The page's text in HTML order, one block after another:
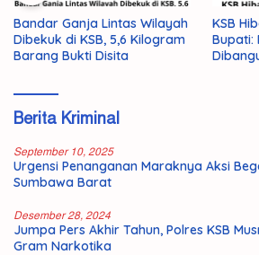
KSB Hibah 5 Hektar Lahan,
Bupati: Pembangunan Lapas
Dibangun 2027
Berita Kriminal
September 10, 2025
Urgensi Penanganan Maraknya Aksi
Sumbawa Barat
Desember 28, 2024
Jumpa Pers Akhir Tahun, Polres KSB
Gram Narkotika